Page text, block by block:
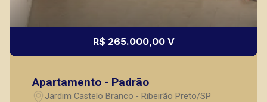
R$ 265.000,00 V
Apartamento - Padrão
Jardim Castelo Branco - Ribeirão Preto/SP